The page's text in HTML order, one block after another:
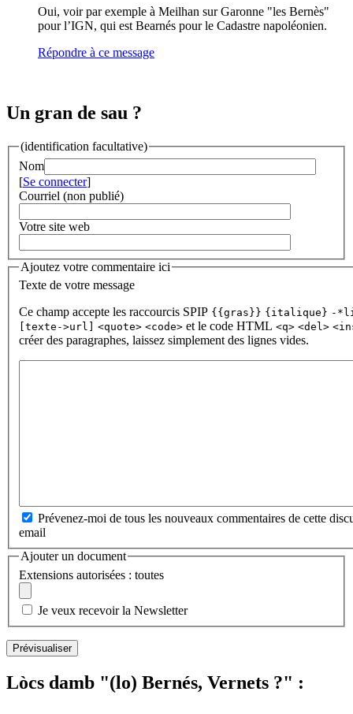
Oui, voir par exemple à Meilhan sur Garonne "les Bernès"
pour l’IGN, qui est Bearnés pour le Cadastre napoléonien.
Répondre à ce message
Un gran de sau ?
(identification facultative)
Nom
[Se connecter]
Courriel (non publié)
Votre site web
Ajoutez votre commentaire ici
Texte de votre message
Ce champ accepte les raccourcis SPIP {{gras}} {italique} -
[texte->url]
<quote> <code> et le code HTML <q> <del>
créer des paragraphes, laissez simplement des lignes vides.
Prévenez-moi de tous les nouveaux commentaires de cette
email
Ajouter un document
Extensions autorisées : toutes
Je veux recevoir la Newsletter
Lòcs damb "(lo) Bernés, Vernets ?" :